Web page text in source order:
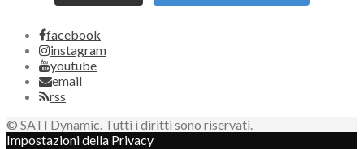
facebook
instagram
youtube
email
rss
© SATI Dynamic. Tutti i diritti sono riservati.
Impostazioni della Privacy